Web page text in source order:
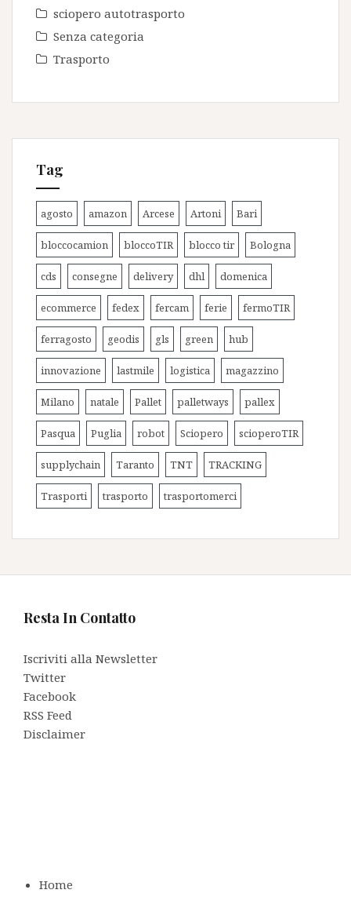
sciopero autotrasporto
Senza categoria
Trasporto
Tag
agosto amazon Arcese Artoni Bari
bloccocamion bloccoTIR blocco tir Bologna
cds consegne delivery dhl domenica
ecommerce fedex fercam ferie fermoTIR
ferragosto geodis gls green hub
innovazione lastmile logistica magazzino
Milano natale Pallet palletways pallex
Pasqua Puglia robot Sciopero scioperoTIR
supplychain Taranto TNT TRACKING
Trasporti trasporto trasportomerci
Resta In Contatto
Iscriviti alla Newsletter
Twitter
Facebook
RSS Feed
Disclaimer
Home